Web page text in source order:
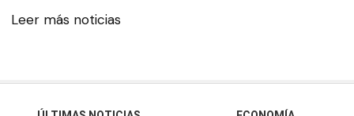
Leer más noticias